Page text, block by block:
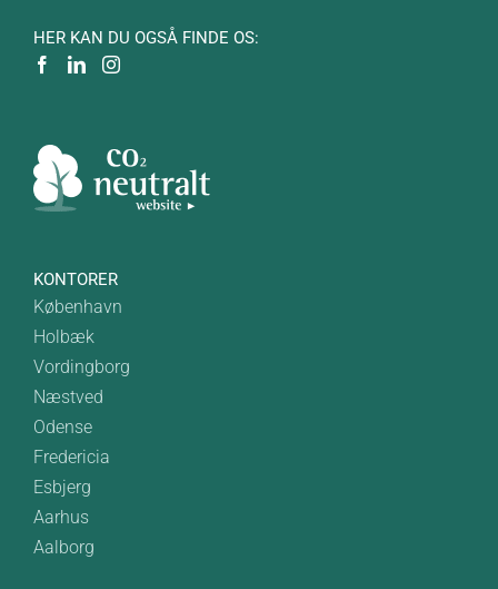
HER KAN DU OGSÅ FINDE OS:
KONTORER
København
Holbæk
Vordingborg
Næstved
Odense
Fredericia
Esbjerg
Aarhus
Aalborg